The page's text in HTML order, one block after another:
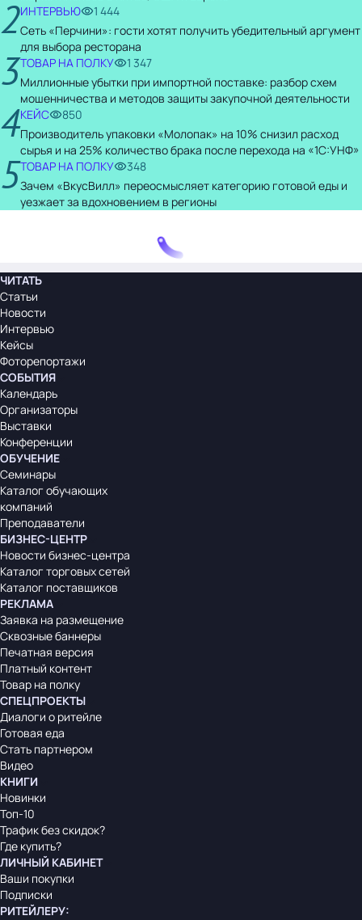
2ИНТЕРВЬЮ
1 444
Сеть «Перчини»: гости хотят получить убедительный аргумент
для выбора ресторана
3ТОВАР НА ПОЛКУ
1 347
Миллионные убытки при импортной поставке: разбор схем
мошенничества и методов защиты закупочной деятельности
4КЕЙС
850
Производитель упаковки «Молопак» на 10% снизил расход
сырья и на 25% количество брака после перехода на «1С:УНФ»
5ТОВАР НА ПОЛКУ
348
Зачем «ВкусВилл» переосмысляет категорию готовой еды и
уезжает за вдохновением в регионы
ЧИТАТЬ
Статьи
Новости
Интервью
Кейсы
Фоторепортажи
СОБЫТИЯ
Календарь
Организаторы
Выставки
Конференции
ОБУЧЕНИЕ
Семинары
Каталог обучающих
компаний
Преподаватели
БИЗНЕС-ЦЕНТР
Новости бизнес-центра
Каталог торговых сетей
Каталог поставщиков
РЕКЛАМА
Заявка на размещение
Сквозные баннеры
Печатная версия
Платный контент
Товар на полку
СПЕЦПРОЕКТЫ
Диалоги о ритейле
Готовая еда
Стать партнером
Видео
КНИГИ
Новинки
Топ-10
Трафик без скидок?
Где купить?
ЛИЧНЫЙ КАБИНЕТ
Ваши покупки
Подписки
РИТЕЙЛЕРУ: